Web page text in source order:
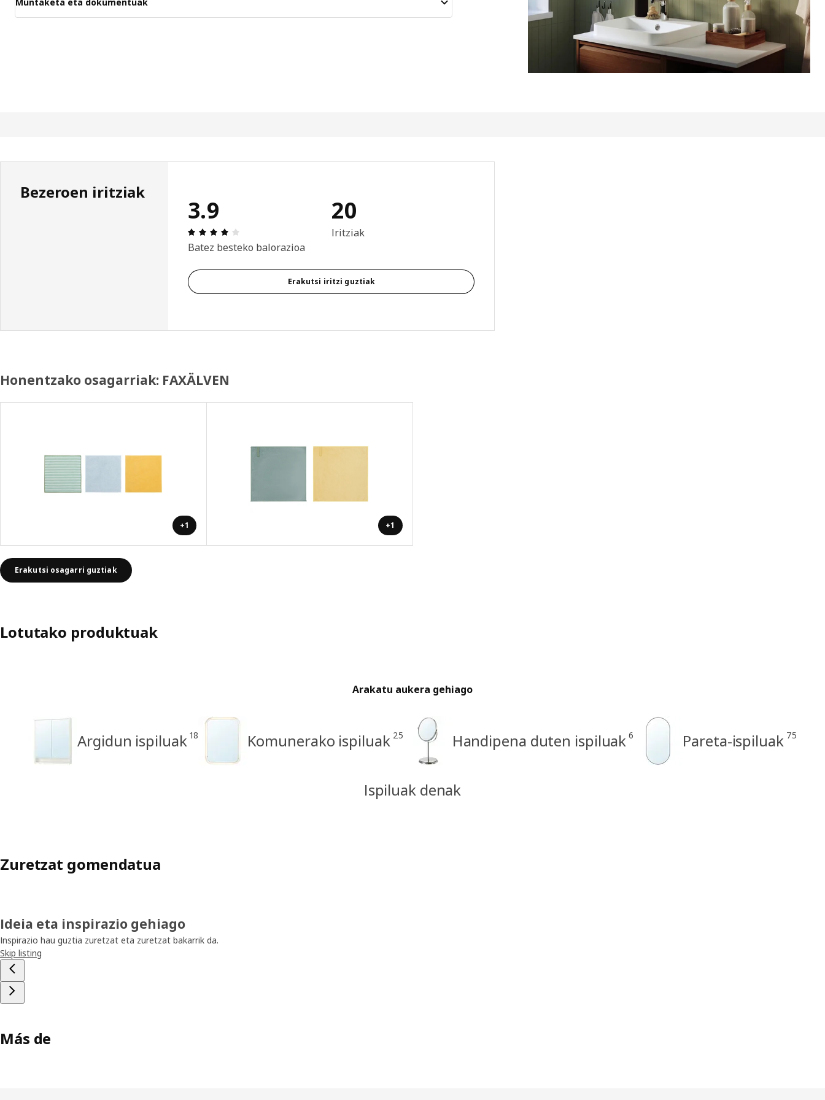
Bezeroen iritziak
3.9
Aipamena: 3.9 / 5 izar. Berrikuspen osoak: 20
Batez besteko balorazioa
20
Iritziak
Erakutsi iritzi guztiak
Honentzako osagarriak: FAXÄLVEN
+1 +1
Erakutsi osagarri guztiak
Lotutako produktuak
Arakatu aukera gehiago
Argidun ispiluak 18 Komunerako ispiluak 25 Handipena duten ispiluak 6 Pareta-ispiluak 75
Ispiluak denak
Zuretzat gomendatua
Ideia eta inspirazio gehiago
Inspirazio hau guztia zuretzat eta zuretzat bakarrik da.
Skip listing
Más de